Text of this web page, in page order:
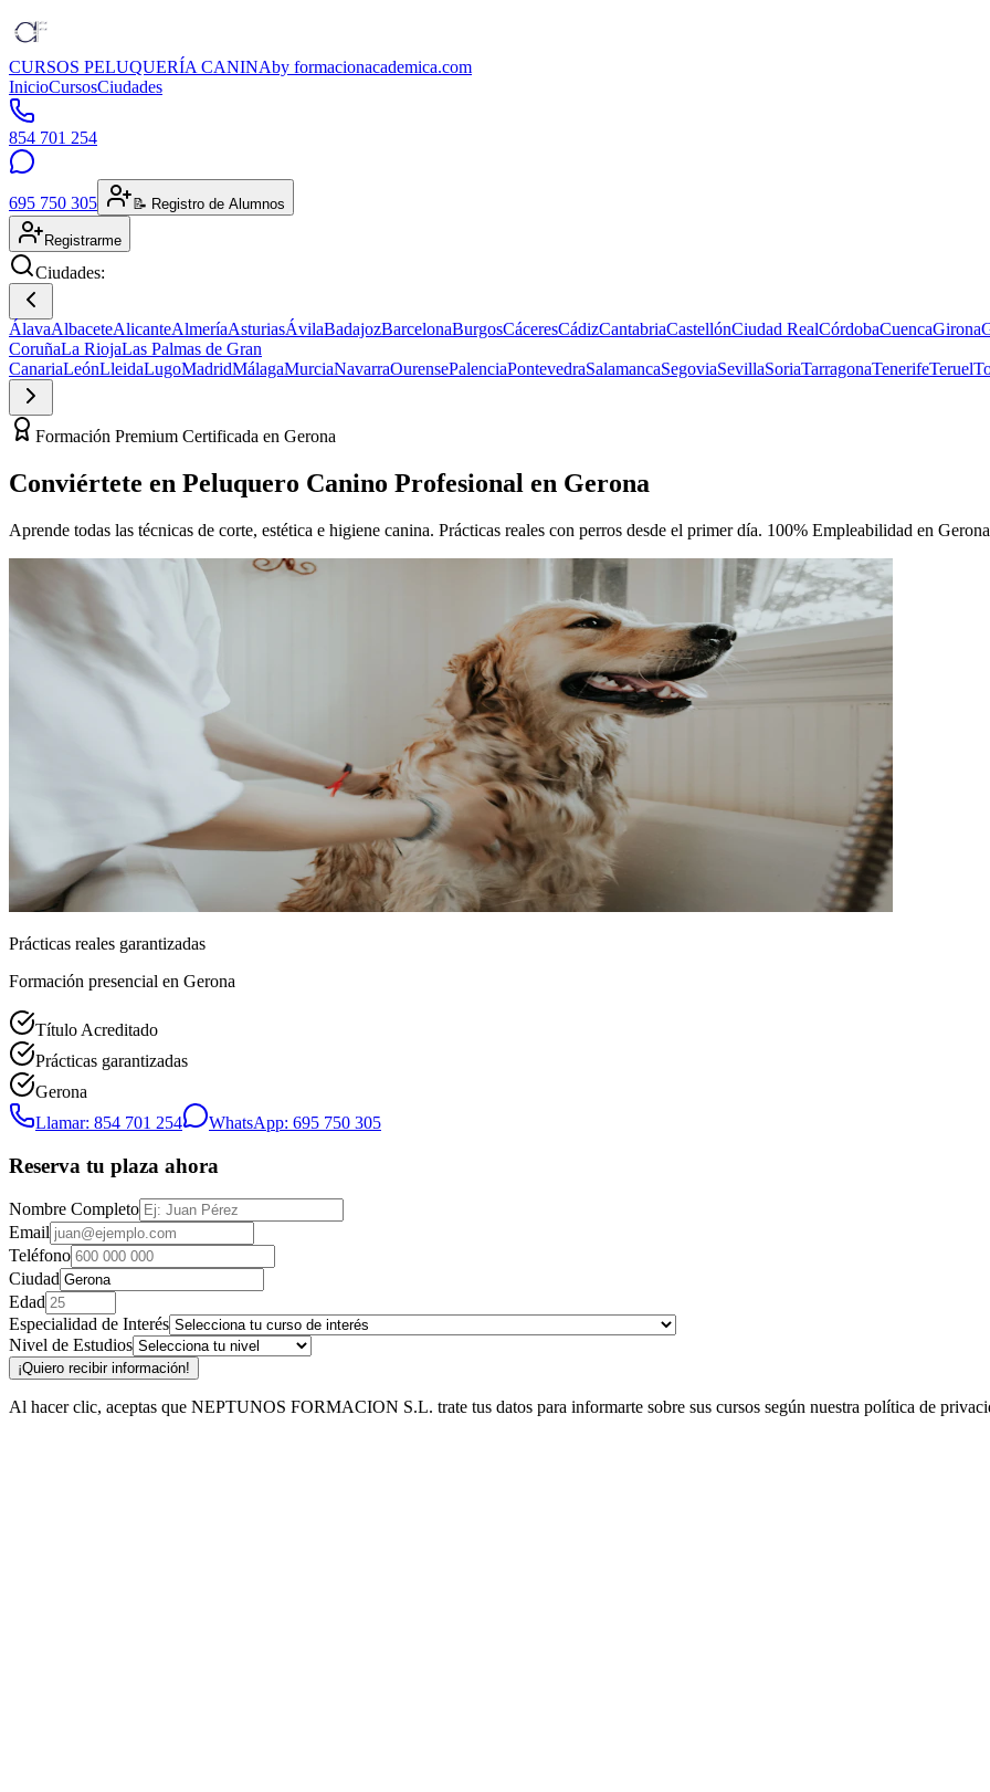
CURSOS PELUQUERÍA CANINAby formacionacademica.com
InicioCursosCiudades
854 701 254
695 750 305 📝 Registro de Alumnos
Registrarme
Ciudades:
ÁlavaAlbaceteAlicanteAlmeríaAsturiasÁvilaBadajozBarcelonaBurgosCáceresCádizCantabriaCastellónCiudad RealCórdobaCuencaGirona
CoruñaLa RiojaLas Palmas de Gran
CanariaLeónLleidaLugoMadridMálagaMurciaNavarraOurensePalenciaPontevedraSalamancaSegoviaSevillaSoriaTarragonaTenerifeTeruel
Formación Premium Certificada en Gerona
Conviértete en Peluquero Canino Profesional en Gerona
Aprende todas las técnicas de corte, estética e higiene canina. Prácticas reales con perros desde el primer día. 100% Empleabilidad en
Prácticas reales garantizadas
Formación presencial en Gerona
Título Acreditado
Prácticas garantizadas
Gerona
Llamar: 854 701 254
WhatsApp: 695 750 305
Reserva tu plaza ahora
Nombre Completo
Email
Teléfono
Ciudad
Edad
Especialidad de Interés
Nivel de Estudios
¡Quiero recibir información!
Al hacer clic, aceptas que NEPTUNOS FORMACION S.L. trate tus datos para informarte sobre sus cursos según nuestra política de